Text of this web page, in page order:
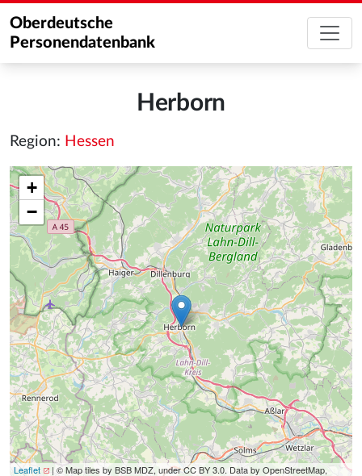
Oberdeutsche
Personendatenbank
Herborn
Region: Hessen
+
−
Leaflet
| © Map tiles by BSB MDZ, under CC BY 3.0. Data by OpenStreetMap,